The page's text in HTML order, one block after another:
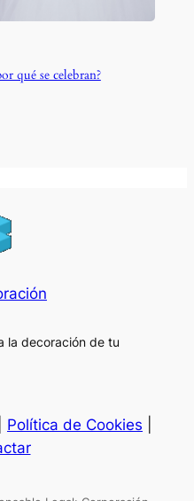
qué se celebran?
la decoración de tu
Política de Cookies